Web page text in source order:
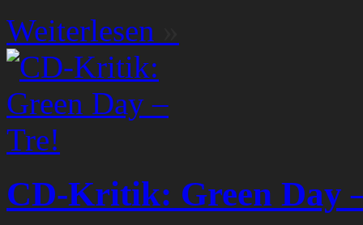
Weiterlesen
CD-Kritik: Green Day